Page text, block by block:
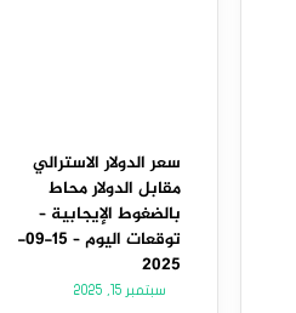
سعر الدولار الاسترالي
مقابل الدولار محاط
بالضغوط الإيجابية –
توقعات اليوم – 15-09-
2025
سبتمبر 15, 2025